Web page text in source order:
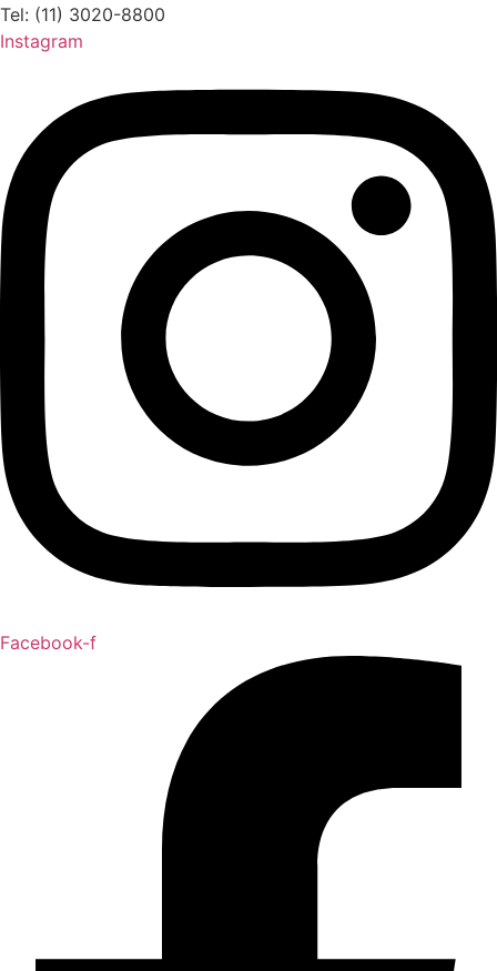
Tel: (11) 3020-8800
Instagram
Facebook-f